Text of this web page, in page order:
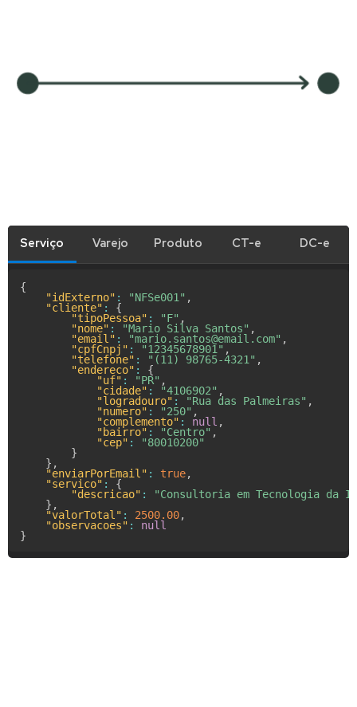
Serviço Varejo Produto CT-e DC-e
{
"idExterno" : "NFSe001" ,
"cliente" :
{
"tipoPessoa" : "F" ,
"nome" : "Mario Silva Santos" ,
"email" : "mario.santos@email.com" ,
"cpfCnpj" : "12345678901" ,
"telefone" : "(11) 98765-4321" ,
"endereco" :
{
"uf" : "PR" ,
"cidade" : "4106902" ,
"logradouro" : "Rua das Palmeiras" ,
"numero" : "250" ,
"complemento" : null ,
"bairro" : "Centro" ,
"cep" :
"80010200"
}
} ,
"enviarPorEmail" : true,
"servico" :
{
"descricao" :
"Consultoria em Tecnologia da
} ,
"valorTotal" : 2500.00,
"observacoes" :
null
}